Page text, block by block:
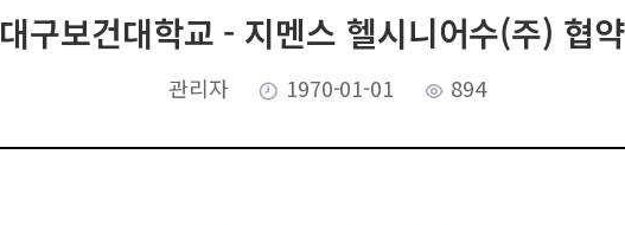
대구보건대학교 - 지멘스 헬시니어수(주) 협
관리자 1970-01-01 894